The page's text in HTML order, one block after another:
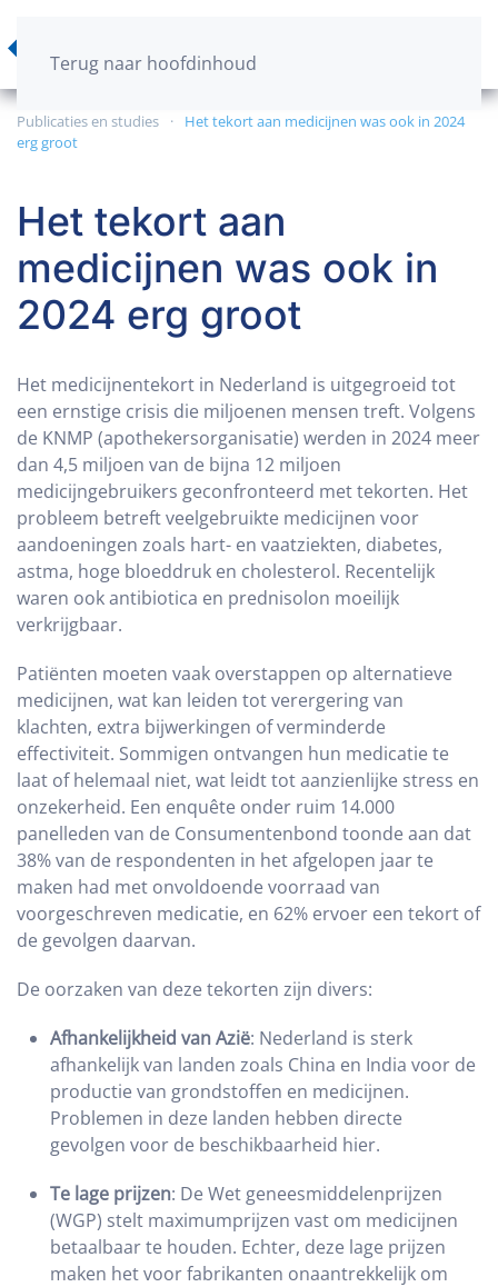
Terug naar hoofdinhoud
Publicaties en studies
Het tekort aan medicijnen was ook in 2024
erg groot
Het tekort aan
medicijnen was ook in
2024 erg groot
Het medicijnentekort in Nederland is uitgegroeid tot
een ernstige crisis die miljoenen mensen treft. Volgens
de KNMP (apothekersorganisatie) werden in 2024 meer
dan 4,5 miljoen van de bijna 12 miljoen
medicijngebruikers geconfronteerd met tekorten. Het
probleem betreft veelgebruikte medicijnen voor
aandoeningen zoals hart- en vaatziekten, diabetes,
astma, hoge bloeddruk en cholesterol. Recentelijk
waren ook antibiotica en prednisolon moeilijk
verkrijgbaar.
Patiënten moeten vaak overstappen op alternatieve
medicijnen, wat kan leiden tot verergering van
klachten, extra bijwerkingen of verminderde
effectiviteit. Sommigen ontvangen hun medicatie te
laat of helemaal niet, wat leidt tot aanzienlijke stress en
onzekerheid. Een enquête onder ruim 14.000
panelleden van de Consumentenbond toonde aan dat
38% van de respondenten in het afgelopen jaar te
maken had met onvoldoende voorraad van
voorgeschreven medicatie, en 62% ervoer een tekort of
de gevolgen daarvan.
De oorzaken van deze tekorten zijn divers:
Afhankelijkheid van Azië: Nederland is sterk
afhankelijk van landen zoals China en India voor de
productie van grondstoffen en medicijnen.
Problemen in deze landen hebben directe
gevolgen voor de beschikbaarheid hier.
Te lage prijzen: De Wet geneesmiddelenprijzen
(WGP) stelt maximumprijzen vast om medicijnen
betaalbaar te houden. Echter, deze lage prijzen
maken het voor fabrikanten onaantrekkelijk om